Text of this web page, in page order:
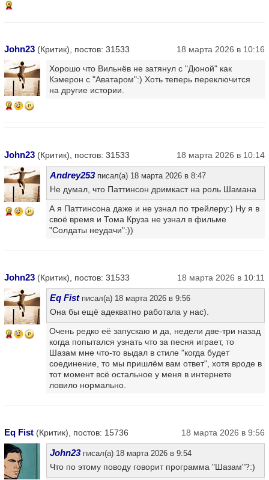
5
John23 (Критик), постов: 31533 18 марта 2026 в 10:16
9
Хорошо что Вильнёв не затянул с "Дюной" как
Кэмерон с "Аватаром":) Хоть теперь переключится
на другие истории.
John23 (Критик), постов: 31533 18 марта 2026 в 10:14
9
Andrey253писал(а) 18 марта 2026 в 8:47
Не думал, что Паттинсон дримкаст на роль Шамана
А я Паттинсона даже и не узнал по трейлеру:) Ну я в
своё время и Тома Круза не узнал в фильме
"Солдаты неудачи":))
John23 (Критик), постов: 31533 18 марта 2026 в 10:11
9
Eq Fistписал(а) 18 марта 2026 в 9:56
Она бы ещё адекватно работала у нас).
Очень редко её запускаю и да, недели две-три назад
когда попытался узнать что за песня играет, то
Шазам мне что-то выдал в стиле "когда будет
соединение, то мы пришлём вам ответ", хотя вроде в
тот момент всё остальное у меня в интернете
ловило нормально.
Eq Fist (Критик), постов: 15736 18 марта 2026 в 9:56
John23писал(а) 18 марта 2026 в 9:54
Что по этому поводу говорит программа "Шазам"?:)